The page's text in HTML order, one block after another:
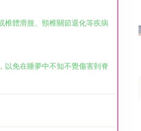
椎體滑脫、頸椎關節退化等疾病
以免在睡夢中不知不覺傷害到脊